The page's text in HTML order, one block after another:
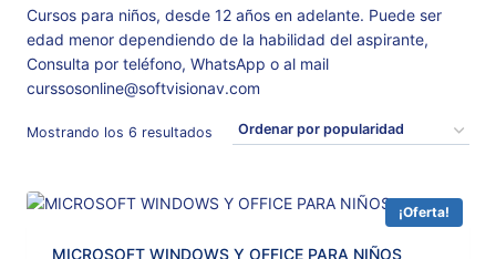
Cursos para niños, desde 12 años en adelante. Puede ser
edad menor dependiendo de la habilidad del aspirante,
Consulta por teléfono, WhatsApp o al mail
curssosonline@softvisionav.com
Mostrando los 6 resultados Ordenado
popularidad
¡Oferta!
MICROSOFT WINDOWS Y OFFICE PARA NIÑOS